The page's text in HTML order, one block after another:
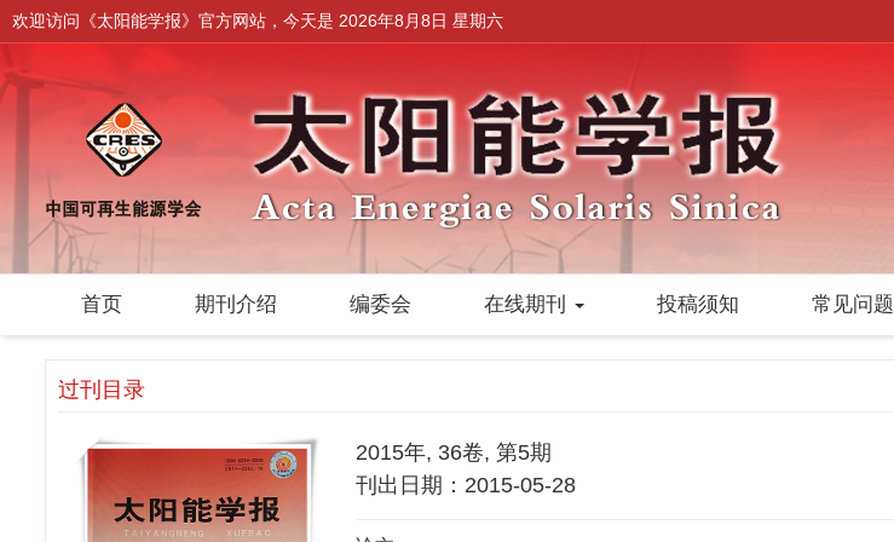
欢迎访问《太阳能学报》官方网站，今天是 2026年8月8日 星期六
首页 期刊介绍 编委会 在线期刊 投稿须知 常见问题
过刊目录
2015年, 36卷, 第5期
刊出日期：2015-05-28